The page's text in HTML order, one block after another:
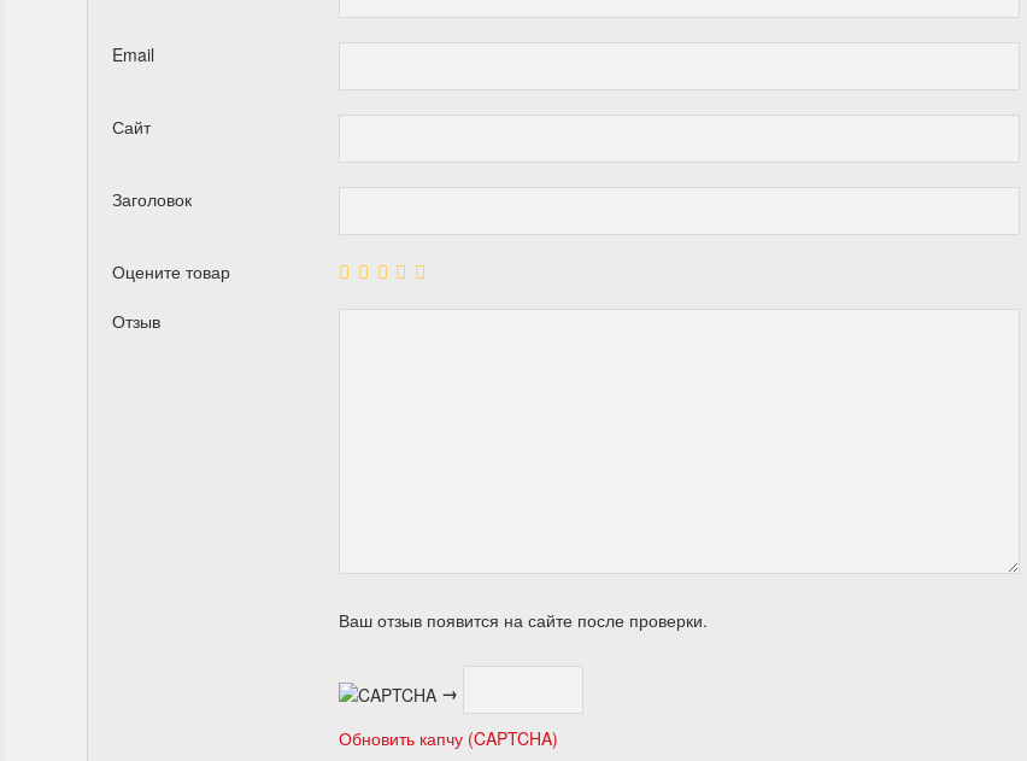
Email
Сайт
Заголовок
Оцените товар
Отзыв
Ваш отзыв появится на сайте после проверки.
→
Обновить капчу (CAPTCHA)